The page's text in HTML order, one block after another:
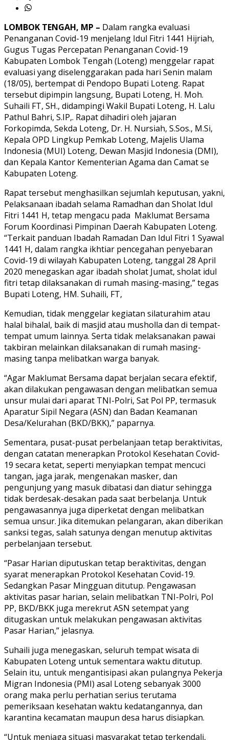
LOMBOK TENGAH, MP – Dalam rangka evaluasi
Penanganan Covid-19 menjelang Idul Fitri 1441 Hijriah,
Gugus Tugas Percepatan Penanganan Covid-19
Kabupaten Lombok Tengah (Loteng) menggelar rapat
evaluasi yang diselenggarakan pada hari Senin malam
(18/05), bertempat di Pendopo Bupati Loteng. Rapat
tersebut dipimpin langsung, Bupati Loteng, H. Moh.
Suhaili FT, SH., didampingi Wakil Bupati Loteng, H. Lalu
Pathul Bahri, S.IP,. Rapat dihadiri oleh jajaran
Forkopimda, Sekda Loteng, Dr. H. Nursiah, S.Sos., M.Si,
Kepala OPD Lingkup Pemkab Loteng, Majelis Ulama
Indonesia (MUI) Loteng, Dewan Masjid Indonesia (DMI),
dan Kepala Kantor Kementerian Agama dan Camat se
Kabupaten Loteng.
Rapat tersebut menghasilkan sejumlah keputusan, yakni,
Pelaksanaan ibadah selama Ramadhan dan Sholat Idul
Fitri 1441 H, tetap mengacu pada Maklumat Bersama
Forum Koordinasi Pimpinan Daerah Kabupaten Loteng.
“Terkait panduan Ibadah Ramadan Dan Idul Fitri 1 Syawal
1441 H, dalam rangka ikhtiar pencegahan penyebaran
Covid-19 di wilayah Kabupaten Loteng, tanggal 28 April
2020 menegaskan agar ibadah sholat Jumat, sholat idul
fitri tetap dilaksanakan di rumah masing-masing,” tegas
Bupati Loteng, HM. Suhaili, FT,
Kemudian, tidak menggelar kegiatan silaturahim atau
halal bihalal, baik di masjid atau musholla dan di tempat-
tempat umum lainnya. Serta tidak melaksanakan pawai
takbiran melainkan dilaksanakan di rumah masing-
masing tanpa melibatkan warga banyak.
“Agar Maklumat Bersama dapat berjalan secara efektif,
akan dilakukan pengawasan dengan melibatkan semua
unsur mulai dari aparat TNI-Polri, Sat Pol PP, termasuk
Aparatur Sipil Negara (ASN) dan Badan Keamanan
Desa/Kelurahan (BKD/BKK),” paparnya.
Sementara, pusat-pusat perbelanjaan tetap beraktivitas,
dengan catatan menerapkan Protokol Kesehatan Covid-
19 secara ketat, seperti menyiapkan tempat mencuci
tangan, jaga jarak, mengenakan masker, dan
pengunjung yang masuk dibatasi dan diatur sehingga
tidak berdesak-desakan pada saat berbelanja. Untuk
pengawasannya juga diperketat dengan melibatkan
semua unsur. Jika ditemukan pelangaran, akan diberikan
sanksi tegas, salah satunya dengan menutup aktivitas
perbelanjaan tersebut.
“Pasar Harian diputuskan tetap beraktivitas, dengan
syarat menerapkan Protokol Kesehatan Covid-19.
Sedangkan Pasar Mingguan ditutup. Pengawasan
aktivitas pasar harian, selain melibatkan TNI-Polri, Pol
PP, BKD/BKK juga merekrut ASN setempat yang
ditugaskan untuk melakukan pengawasan aktivitas
Pasar Harian,” jelasnya.
Suhaili juga menegaskan, seluruh tempat wisata di
Kabupaten Loteng untuk sementara waktu ditutup.
Selain itu, untuk mengantisipasi akan pulangnya Pekerja
Migran Indonesia (PMI) asal Loteng sebanyak 3000
orang maka perlu perhatian serius terutama
pemeriksaan kesehatan waktu kedatangannya, dan
karantina kecamatan maupun desa harus disiapkan.
“Untuk menjaga situasi masyarakat tetap terkendali,